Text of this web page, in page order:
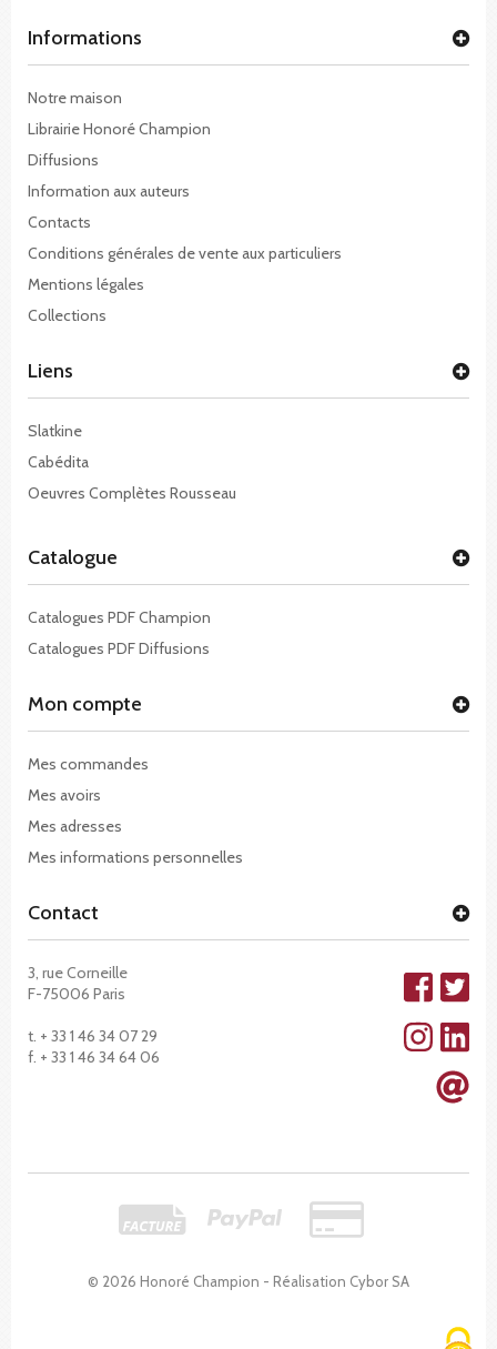
Informations
Notre maison
Librairie Honoré Champion
Diffusions
Information aux auteurs
Contacts
Conditions générales de vente aux particuliers
Mentions légales
Collections
© 2026 Honoré Champion - Réalisation Cybor SA
Liens
Slatkine
Cabédita
Oeuvres Complètes Rousseau
Catalogue
Catalogues PDF Champion
Catalogues PDF Diffusions
Mon compte
Mes commandes
Mes avoirs
Mes adresses
Mes informations personnelles
Contact
3, rue Corneille
F-75006 Paris
t. + 33 1 46 34 07 29
f. + 33 1 46 34 64 06